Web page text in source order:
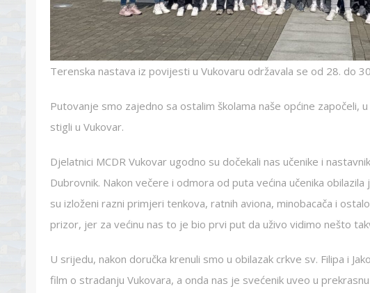
Terenska nastava iz povijesti u Vukovaru održavala se od 28. do
Putovanje smo zajedno sa ostalim školama naše općine započeli,
stigli u Vukovar.
Djelatnici MCDR Vukovar ugodno su dočekali nas učenike i
Dubrovnik. Nakon večere i odmora od puta većina učenika
su izloženi razni primjeri tenkova, ratnih aviona, minobacača i
prizor, jer za većinu nas to je bio prvi put da uživo vidimo nešto
U srijedu, nakon doručka krenuli smo u obilazak crkve sv. Filipa i
film o stradanju Vukovara, a onda nas je svećenik uveo u